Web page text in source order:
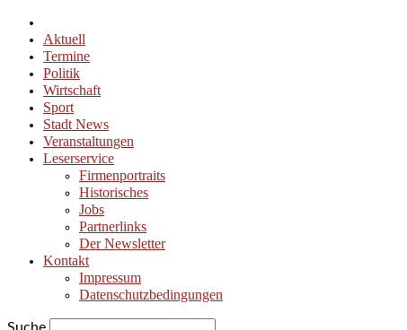
Aktuell
Termine
Politik
Wirtschaft
Sport
Stadt News
Veranstaltungen
Leserservice
Firmenportraits
Historisches
Jobs
Partnerlinks
Der Newsletter
Kontakt
Impressum
Datenschutzbedingungen